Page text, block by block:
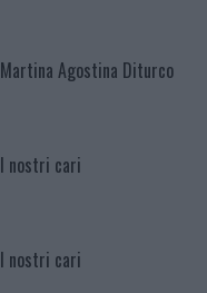
Martina Agostina Diturco
I nostri cari
I nostri cari